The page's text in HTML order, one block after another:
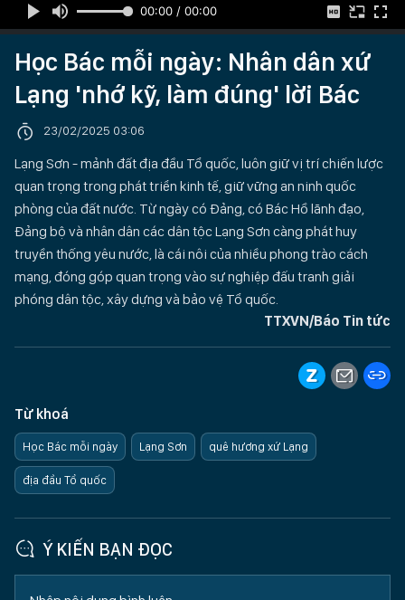
00:00 / 00:00
Học Bác mỗi ngày: Nhân dân xứ
Lạng 'nhớ kỹ, làm đúng' lời Bác
23/02/2025 03:06
Lạng Sơn - mảnh đất địa đầu Tổ quốc, luôn giữ vị trí chiến lược
quan trọng trong phát triển kinh tế, giữ vững an ninh quốc
phòng của đất nước. Từ ngày có Đảng, có Bác Hồ lãnh đạo,
Đảng bộ và nhân dân các dân tộc Lạng Sơn càng phát huy
truyền thống yêu nước, là cái nôi của nhiều phong trào cách
mạng, đóng góp quan trọng vào sự nghiệp đấu tranh giải
phóng dân tộc, xây dựng và bảo vệ Tổ quốc.
TTXVN/Báo Tin tức
Từ khoá
Học Bác mỗi ngày Lạng Sơn quê hương xứ Lạng
địa đầu Tổ quốc
Ý KIẾN BẠN ĐỌC